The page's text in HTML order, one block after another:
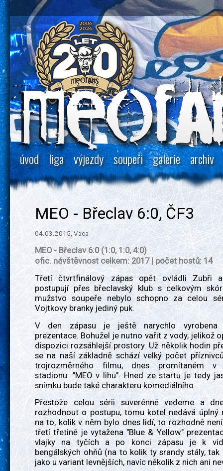
úvod liga výjezdy soupeři galerie archiv
MEO - Břeclav 6:0, ČF3
04.03.2015, Vaca
MEO - Břeclav 6:0 (1:0, 1:0, 4:0)
ofic. návštěvnost celkem: 2017 | počet hostů: 14
Třetí čtvrtfinálový zápas opět ovládli Zubři
postupují přes břeclavský klub s celkovým
mužstvo soupeře nebylo schopno za celou
Vojtkovy branky jediný puk.
V den zápasu je ještě narychlo vyrobena
prezentace. Bohužel je nutno vařit z vody, jelikož
dispozici rozsáhlejší prostory. Už několik hodin
se na naší základně schází velký počet
trojrozměrného filmu, dnes promítaném v
stadionu: "MEO v lihu". Hned ze startu je tedy
snímku bude také charakteru komediálního.
Přestože celou sérii suverénně vedeme a
rozhodnout o postupu, tomu kotel nedává úplný
na to, kolik v něm bylo dnes lidí, to rozhodně
třetí třetině je vytažena "Blue & Yellow"
vlajky na tyčích a po konci zápasu je k
bengálských ohňů (na to kolik ty srandy stály,
jako u variant levnějších, navíc několik z nich ani